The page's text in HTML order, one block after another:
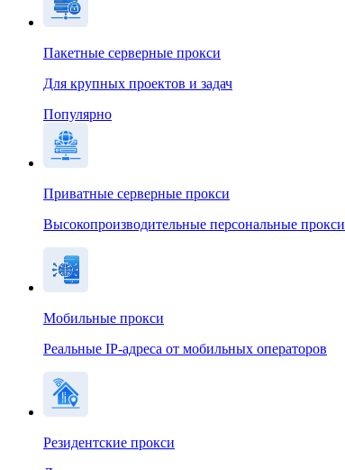
Пакетные серверные прокси
Для крупных проектов и задач
Популярно
Приватные серверные прокси
Высокопроизводительные персональные прокси
Мобильные прокси
Реальные IP-адреса от мобильных операторов
Резидентские прокси